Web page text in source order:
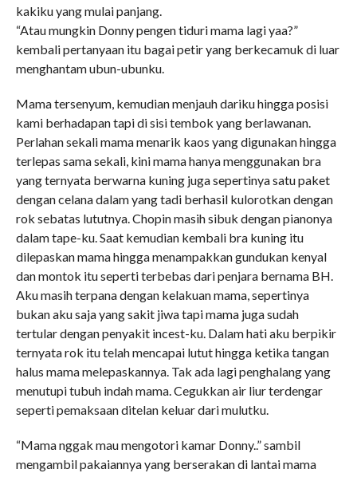
kakiku yang mulai panjang.
“Atau mungkin Donny pengen tiduri mama lagi yaa?”
kembali pertanyaan itu bagai petir yang berkecamuk di luar
menghantam ubun-ubunku.
Mama tersenyum, kemudian menjauh dariku hingga posisi
kami berhadapan tapi di sisi tembok yang berlawanan.
Perlahan sekali mama menarik kaos yang digunakan hingga
terlepas sama sekali, kini mama hanya menggunakan bra
yang ternyata berwarna kuning juga sepertinya satu paket
dengan celana dalam yang tadi berhasil kulorotkan dengan
rok sebatas lututnya. Chopin masih sibuk dengan pianonya
dalam tape-ku. Saat kemudian kembali bra kuning itu
dilepaskan mama hingga menampakkan gundukan kenyal
dan montok itu seperti terbebas dari penjara bernama BH.
Aku masih terpana dengan kelakuan mama, sepertinya
bukan aku saja yang sakit jiwa tapi mama juga sudah
tertular dengan penyakit incest-ku. Dalam hati aku berpikir
ternyata rok itu telah mencapai lutut hingga ketika tangan
halus mama melepaskannya. Tak ada lagi penghalang yang
menutupi tubuh indah mama. Cegukkan air liur terdengar
seperti pemaksaan ditelan keluar dari mulutku.
“Mama nggak mau mengotori kamar Donny..” sambil
mengambil pakaiannya yang berserakan di lantai mama